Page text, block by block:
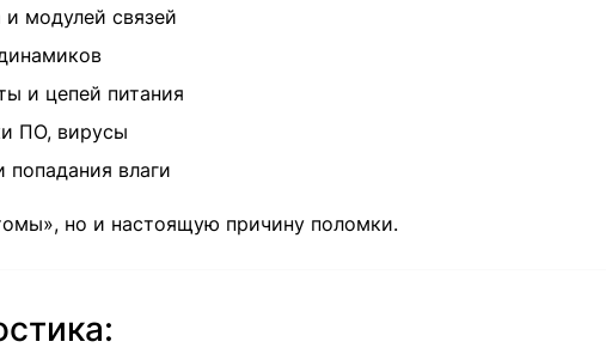
и модулей связей
и цепей питания
ПО, вирусы
попадания влаги
но и настоящую причину поломки.